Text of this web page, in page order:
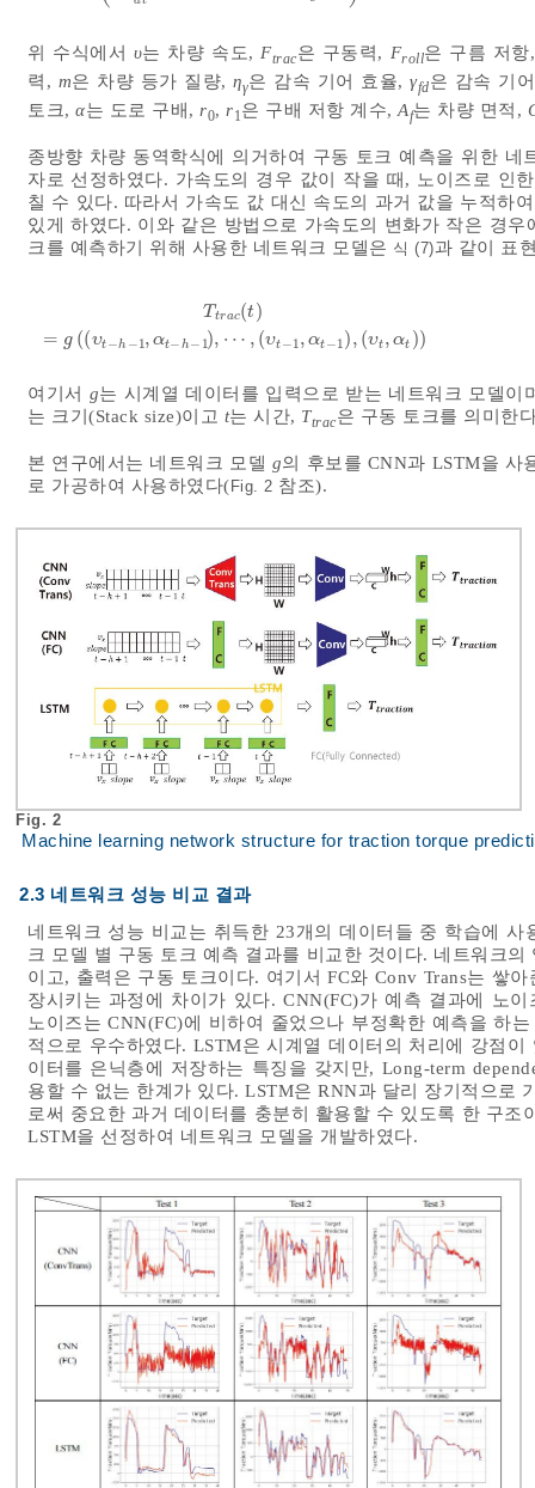
위 수식에서 υ는 차량 속도,Ftrac은 구동력, Froll은 구름 저
력, m은 차량 등가 질량,ηγ은 감속 기어 효율,γfd은 감속 기
토크, α는 도로 구배, r0, r1은 구배 저항 계수,Af는 차량 면적,
종방향 차량 동역학식에 의거하여 구동 토크 예측을 위한
자로 선정하였다. 가속도의 경우 값이 작을 때, 노이즈로 인
칠 수 있다. 따라서 가속도 값 대신 속도의 과거 값을 누적하
있게 하였다. 이와 같은 방법으로 가속도의 변화가 작은 경
크를 예측하기 위해 사용한 네트워크 모델은 식 (7)과 같이 표
Ttrac(t)
= g ((υt −h −1, αt− h − 1), ⋯ , (υt −1, αt −1), (υt , αt ))
- h -1, αt t 1, υ
여기서 g는 시계열 데이터를 입력으로 받는 네트워크 모델이
는 크기(Stack size)이고 t는 시간, Ttrac은 구동 토크를 의미한
본 연구에서는 네트워크 모델 g의 후보를 CNN과 LSTM을 사
로 가공하여 사용하였다( Fig. 2 참조).
Fig. 2
Machine learning network structure for traction torque
2.3 네트워크 성능 비교 결과
네트워크 성능 비교는 취득한 23개의 데이터들 중 학습에
크 모델 별 구동 토크 예측 결과를 비교한 것이다. 네트워크의
이고, 출력은 구동 토크이다. 여기서 FC와 Conv Trans는 쌓
장시키는 과정에 차이가 있다. CNN(FC)가 예측 결과에 노
노이즈는 CNN(FC)에 비하여 줄었으나 부정확한 예측을 하
적으로 우수하였다. LSTM은 시계열 데이터의 처리에 강점
이터를 은닉층에 저장하는 특징을 갖지만, Long-term
용할 수 없는 한계가 있다. LSTM은 RNN과 달리 장기적으로
로써 중요한 과거 데이터를 충분히 활용할 수 있도록 한 구
LSTM을 선정하여 네트워크 모델을 개발하였다.